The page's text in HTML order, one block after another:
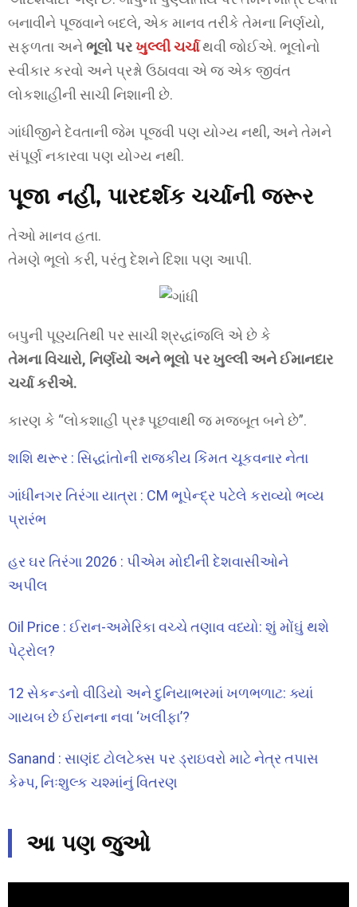
બનાવીને પૂજવાને બદલે, એક માનવ તરીકે તેમના નિર્ણયો,
સફળતા અનેભૂલો પરખુલ્લી ચર્ચાથવી જોઈએ. ભૂલોનો
સ્વીકાર કરવો અને પ્રશ્નો ઉઠાવવા એ જ એક જીવંત
લોકશાહીની સાચી નિશાની છે.
ગાંધીજીને દેવતાની જેમ પૂજવી પણ યોગ્ય નથી, અને તેમને
સંપૂર્ણ નકારવા પણ યોગ્ય નથી.
પૂજા નહીં, પારદર્શક ચર્ચાની જરૂર
તેઓ માનવ હતા.
તેમણે ભૂલો કરી, પરંતુ દેશને દિશા પણ આપી.
બપુની પૂણ્યતિથી પર સાચી શ્રદ્ધાંજલિ એ છે કે
તેમના વિચારો, નિર્ણયો અને ભૂલો પર ખુલ્લી અને ઈમાનદાર
ચર્ચા કરીએ.
કારણ કે “લોકશાહી પ્રશ્ન પૂછવાથી જ મજબૂત બને છે”.
શશિ થરૂર : સિદ્ધાંતોની રાજકીય કિંમત ચૂકવનાર નેતા
ગાંધીનગર તિરંગા યાત્રા : CM ભૂપેન્દ્ર પટેલે કરાવ્યો ભવ્ય
પ્રારંભ
હર ઘર તિરંગા 2026 : પીએમ મોદીની દેશવાસીઓને
અપીલ
Oil Price : ઈરાન-અમેરિકા વચ્ચે તણાવ વધ્યો: શું મોંઘું થશે
પેટ્રોલ?
12 સેકન્ડનો વીડિયો અને દુનિયાભરમાં ખળભળાટ: ક્યાં
ગાયબ છે ઈરાનના નવા ‘ખલીફા’?
Sanand : સાણંદ ટોલટેક્સ પર ડ્રાઇવરો માટે નેત્ર તપાસ
કેમ્પ, નિઃશુલ્ક ચશ્માંનું વિતરણ
આ પણ જુઓ